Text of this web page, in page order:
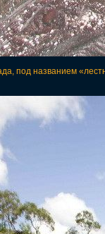
под названием